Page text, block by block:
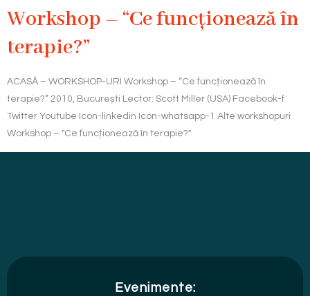
Workshop – “Ce funcționează în
terapie?”
ACASĂ – WORKSHOP-URI Workshop – “Ce funcționează în
terapie?” 2010, București Lector: Scott Miller (USA) Facebook-f
Twitter Youtube Icon-linkedin Icon-whatsapp-1 Alte workshopuri
Workshop – "Ce funcționează în terapie?"
Evenimente: